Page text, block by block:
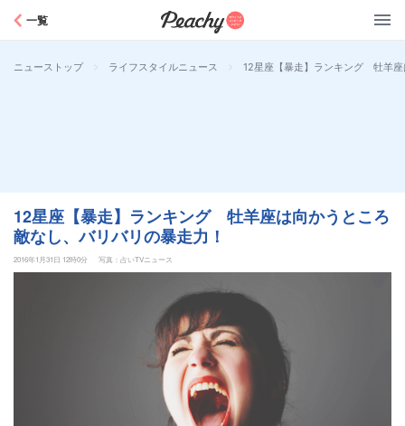
一覧
ニューストップ > ライフスタイルニュース > 12星座【暴走】ランキング 牡羊座
12星座【暴走】ランキング 牡羊座は向かうところ
敵なし、バリバリの暴走力！
2016年1月31日 12時0分 写真：占いTVニュース